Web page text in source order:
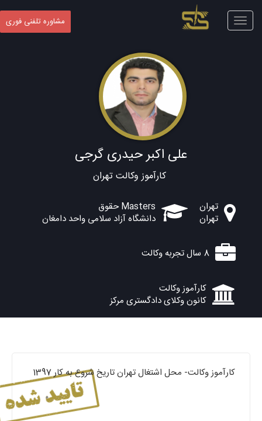
Toggle
navigation
مشاوره تلفنی فوری
علی اکبر حیدری گرجی
کارآموز وکالت تهران
تهران
تهران
Masters حقوق
دانشگاه آزاد سلامی واحد دامغان
8 سال تجربه وکالت
کارآموز وکالت
کانون وکلای دادگستری مرکز
کارآموز وکالت- محل اشتغال تهران تاریخ شروع به کار 1397